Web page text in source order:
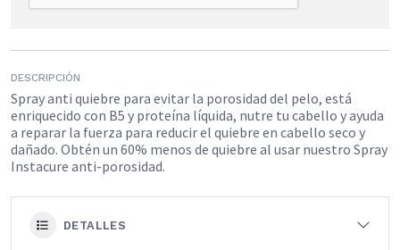
DESCRIPCIÓN
Spray anti quiebre para evitar la porosidad del pelo, está
enriquecido con B5 y proteína líquida, nutre tu cabello y ayuda
a reparar la fuerza para reducir el quiebre en cabello seco y
dañado. Obtén un 60% menos de quiebre al usar nuestro Spray
Instacure anti-porosidad.
DETALLES